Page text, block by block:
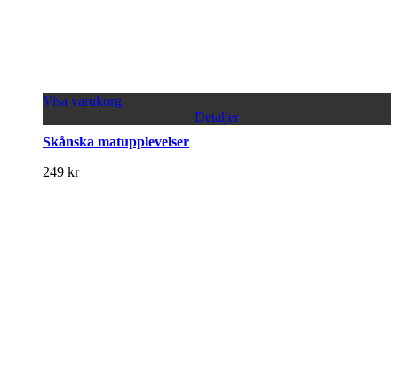
Visa varukorg
Detaljer
Skånska matupplevelser
249 kr